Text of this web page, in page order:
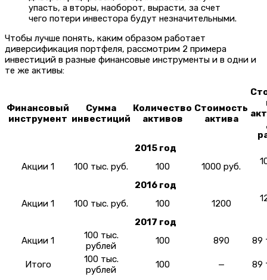
упасть, а вторы, наоборот, вырасти, за счет
чего потери инвестора будут незначительными.
Чтобы лучше понять, каким образом работает
диверсификация портфеля, рассмотрим 2 примера
инвестиций в разные финансовые инструменты и в одни и
те же активы:
Финансовый
инструмент
Сумма
инвестиций
Количество
активов
Стоимость
актива
2015 год
Акции 1
100 тыс. руб. 100 1000 руб.
2016 год
Акции 1
100 тыс. руб. 100 1200
2017 год
Акции 1
100 тыс.
рублей
100 890 89
Итого
100 тыс.
рублей
100 — 89